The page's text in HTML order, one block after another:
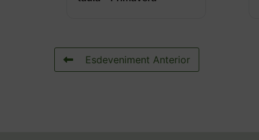
Esdeveniment Anterior